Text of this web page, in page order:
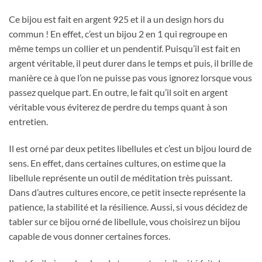
Ce bijou est fait en argent 925 et il a un design hors du
commun ! En effet, c’est un bijou 2 en 1 qui regroupe en
même temps un collier et un pendentif. Puisqu’il est fait en
argent véritable, il peut durer dans le temps et puis, il brille de
manière ce à que l’on ne puisse pas vous ignorez lorsque vous
passez quelque part. En outre, le fait qu’il soit en argent
véritable vous éviterez de perdre du temps quant à son
entretien.
Il est orné par deux petites libellules et c’est un bijou lourd de
sens. En effet, dans certaines cultures, on estime que la
libellule représente un outil de méditation très puissant.
Dans d’autres cultures encore, ce petit insecte représente la
patience, la stabilité et la résilience. Aussi, si vous décidez de
tabler sur ce bijou orné de libellule, vous choisirez un bijou
capable de vous donner certaines forces.